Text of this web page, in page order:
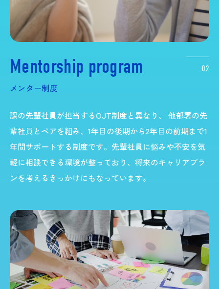
02
Mentorship program
メンター制度
課の先輩社員が担当するOJT制度と異なり、 他部署の先
輩社員とペアを組み、1年目の後期から2年目の前期まで1
年間サポートする制度です。先輩社員に悩みや不安を気
軽に相談できる環境が整っており、将来のキャリアプラ
ンを考えるきっかけにもなっています。​